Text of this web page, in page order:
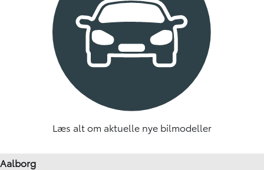
Læs alt om aktuelle nye bilmodeller
Aalborg